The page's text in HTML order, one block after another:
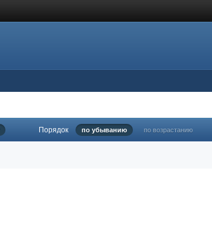
Порядок по убыванию по возрастанию